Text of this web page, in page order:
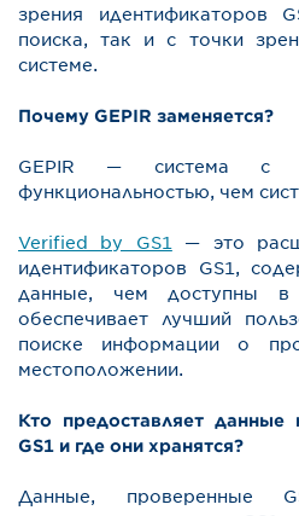
зрения идентификаторов
поиска, так и с точки
системе.
Почему GEPIR заменяется?
GEPIR — система с
функциональностью, чем
Verified by GS1
— это
идентификаторов GS1,
данные, чем доступны в
обеспечивает лучший
поиске информации о
местоположении.
Кто предоставляет
GS1 и где они хранятся?
Данные, проверенные